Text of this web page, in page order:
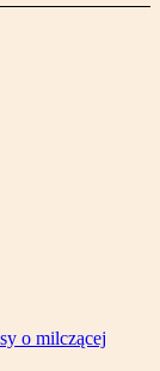
o milczącej